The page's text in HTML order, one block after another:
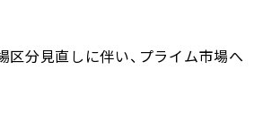
区分見直しに伴い、プライム市場へ